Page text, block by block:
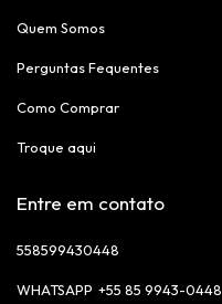
Quem Somos
Perguntas Fequentes
Como Comprar
Troque aqui
Entre em contato
558599430448
+55 85 9943-0448